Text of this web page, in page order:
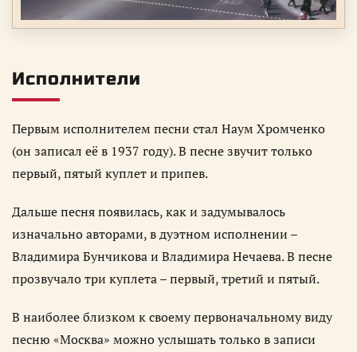
Исполнители
Первым исполнителем песни стал Наум Хромченко
(он записал её в 1937 году). В песне звучит только
первый, пятый куплет и припев.
Дальше песня появилась, как и задумывалось
изначально авторами, в дуэтном исполнении –
Владимира Бунчикова и Владимира Нечаева. В песне
прозвучало три куплета – первый, третий и пятый.
В наиболее близком к своему первоначальному виду
песню «Москва» можно услышать только в записи